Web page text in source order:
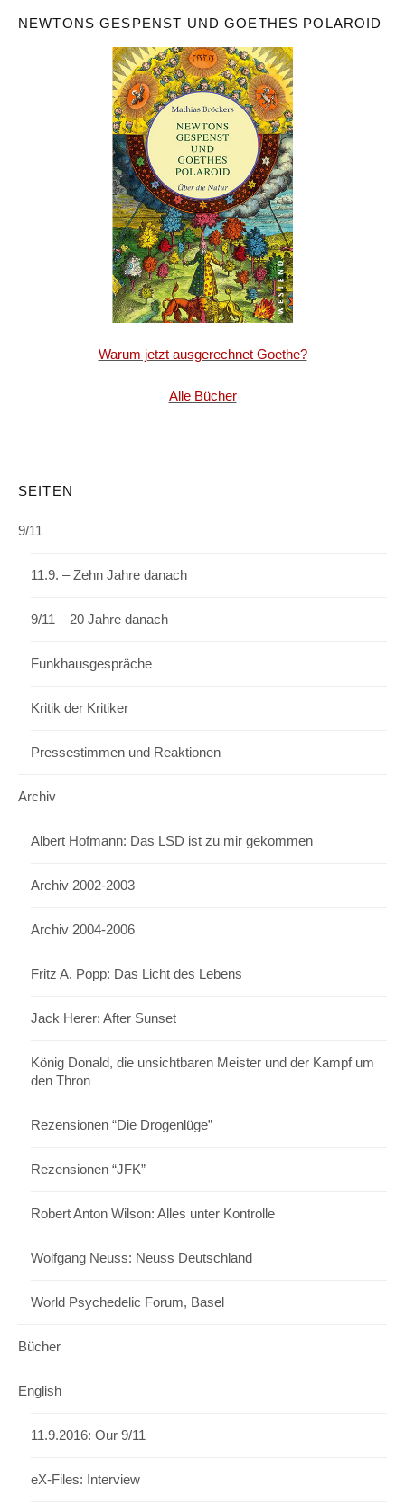
NEWTONS GESPENST UND GOETHES POLAROID
Warum jetzt ausgerechnet Goethe?
Alle Bücher
SEITEN
9/11
11.9. – Zehn Jahre danach
9/11 – 20 Jahre danach
Funkhausgespräche
Kritik der Kritiker
Pressestimmen und Reaktionen
Archiv
Albert Hofmann: Das LSD ist zu mir gekommen
Archiv 2002-2003
Archiv 2004-2006
Fritz A. Popp: Das Licht des Lebens
Jack Herer: After Sunset
König Donald, die unsichtbaren Meister und der Kampf um
den Thron
Rezensionen “Die Drogenlüge”
Rezensionen “JFK”
Robert Anton Wilson: Alles unter Kontrolle
Wolfgang Neuss: Neuss Deutschland
World Psychedelic Forum, Basel
Bücher
English
11.9.2016: Our 9/11
eX-Files: Interview